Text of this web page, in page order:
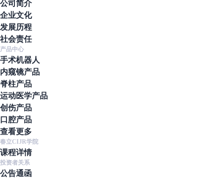
公司简介
企业文化
发展历程
社会责任
产品中心
手术机器人
内窥镜产品
脊柱产品
运动医学产品
创伤产品
口腔产品
查看更多
春立CIJR学院
课程详情
投资者关系
公告通函